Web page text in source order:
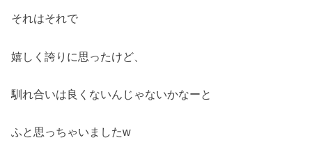
それはそれで
嬉しく誇りに思ったけど、
馴れ合いは良くないんじゃないかなーと
ふと思っちゃいましたw